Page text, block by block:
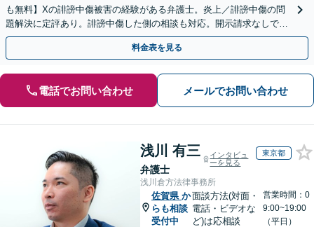
も無料】Xの誹謗中傷被害の経験がある弁護士。炎上／誹謗中傷の問
題解決に定評あり。誹謗中傷した側の相談も対応。開示請求なしで本
人の特定ができる場合もあり。
料金表を見る
電話でお問い合わせ メールでお問い合わせ
浅川 有三
弁護士
インタビュ
ーを見る
東京都
浅川倉方法律事務所
佐賀県 か
らも相談
受付中
面談方法(対面・
電話・ビデオな
ど)は応相談
営業時間：0
9:00~19:00
（平日）